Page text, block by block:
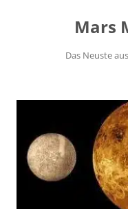
Mars
Das Neuste